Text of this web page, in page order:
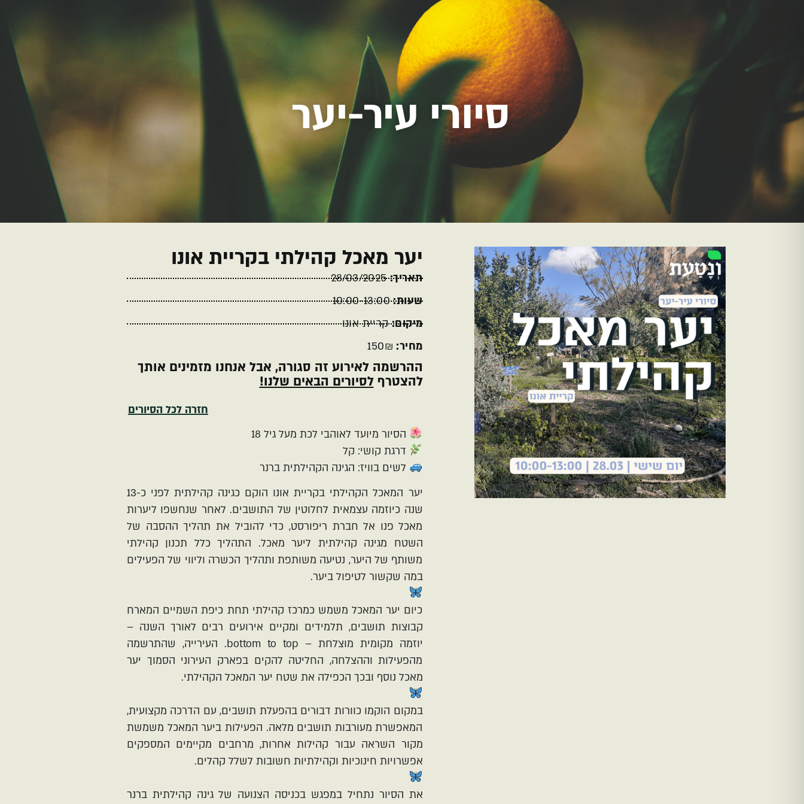
סיורי עיר-יער
יער מאכל קהילתי בקריית אונו
תאריך:28/03/2025
שעות:10:00-13:00
מיקום:קריית אונו
מחיר: 150₪
ההרשמה לאירוע זה סגורה, אבל אנחנו מזמינים אותך
להצטרףלסיורים הבאים שלנו!
חזרה לכל הסיורים
הסיור מיועד לאוהבי לכת מעל גיל 18
דרגת קושי: קל
לשים בוויז: הגינה הקהילתית ברנר
יער המאכל הקהילתי בקריית אונו הוקם כגינה קהילתית לפני כ-13
שנה כיוזמה עצמאית לחלוטין של התושבים. לאחר שנחשפו ליערות
מאכל פנו אל חברת ריפורסט, כדי להוביל את תהליך ההסבה של
השטח מגינה קהילתית ליער מאכל. התהליך כלל תכנון קהילתי
משותף של היער, נטיעה משותפת ותהליך הכשרה וליווי של הפעילים
במה שקשור לטיפול ביער.
כיום יער המאכל משמש כמרכז קהילתי תחת כיפת השמיים המארח
קבוצות תושבים, תלמידים ומקיים אירועים רבים לאורך השנה –
יוזמה מקומית מוצלחת – bottom to top. העירייה, שהתרשמה
מהפעילות וההצלחה, החליטה להקים בפארק העירוני הסמוך יער
מאכל נוסף ובכך הכפילה את שטח יער המאכל הקהילתי.
במקום הוקמו כוורות דבורים בהפעלת תושבים, עם הדרכה מקצועית,
המאפשרת מעורבות תושבים מלאה. הפעילות ביער המאכל משמשת
מקור השראה עבור קהילות אחרות, מרחבים מקיימים המספקים
אפשרויות חינוכיות וקהילתיות חשובות לשלל קהלים.
את הסיור נתחיל במפגש בכניסה הצנועה של גינה קהילתית ברנר